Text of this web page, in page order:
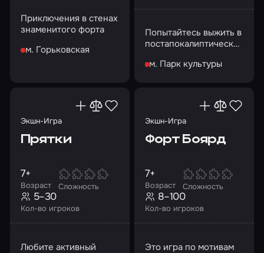
Приключения в стенах
знаменитого форта
м. Горьковская
Попытайтесь выжить в
постапокалиптическом
м. Парк культуры
Экшн-Игра
Прятки
Возраст
7+
Сложность
Кол-во игроков
5–30
Любите активный
Экшн-Игра
Форт Боярд
Возраст
7+
Сложность
Кол-во игроков
8–100
Это игра по мотивам